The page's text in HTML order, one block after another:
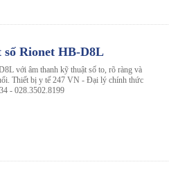
Rionet HB-D8L
với âm thanh kỹ thuật số to, rõ ràng và
Thiết bị y tế 247 VN - Đại lý chính thức
- 028.3502.8199